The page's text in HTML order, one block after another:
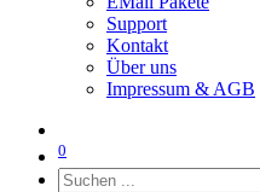
Support
Kontakt
Über uns
Impressum & AGB
0